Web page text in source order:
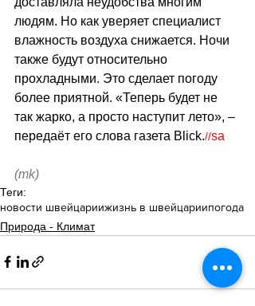
людям. Но как уверяет специалист
влажность воздуха снижается. Ночи
также будут относительно
прохладными. Это сделает погоду
более приятной. «Теперь будет не
так жарко, а просто наступит лето», –
передаёт его слова газета Blick.//sa
(mk)
Теги:
новости швейцариижизнь в швейцариипогода
Природа - Климат